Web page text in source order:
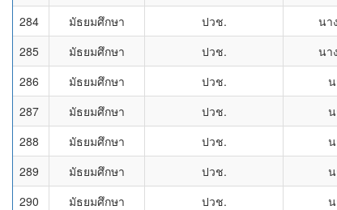
284
มัธยมศึกษา ปวช. นา
285
มัธยมศึกษา ปวช. นา
286
มัธยมศึกษา ปวช.
287
มัธยมศึกษา ปวช.
288
มัธยมศึกษา ปวช.
289
มัธยมศึกษา ปวช.
290
มัธยมศึกษา ปวช.